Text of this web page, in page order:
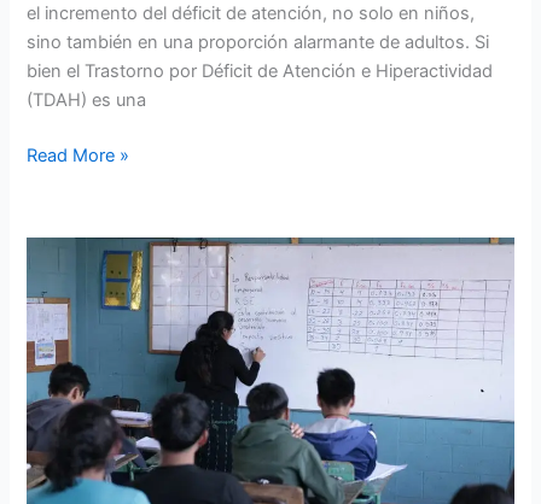
el incremento del déficit de atención, no solo en niños,
sino también en una proporción alarmante de adultos. Si
bien el Trastorno por Déficit de Atención e Hiperactividad
(TDAH) es una
Read More »
🇬🇹
Realidad
de
la
Educación
en
Guatemala:
Urgen